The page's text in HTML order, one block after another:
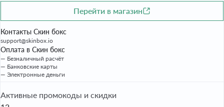
Перейти в магазин
Контакты Скин бокс
support@skinbox.io
Оплата в Скин бокс
— Безналичный расчёт
— Банковские карты
— Электронные деньги
Активные промокоды и скидки